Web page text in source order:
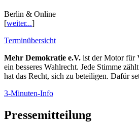
Berlin & Online
[weiter...]
Terminübersicht
Mehr Demokratie e.V. ist der Motor für
ein besseres Wahlrecht. Jede Stimme
hat das Recht, sich zu beteiligen. Dafür
3-Minuten-Info
Pressemitteilung